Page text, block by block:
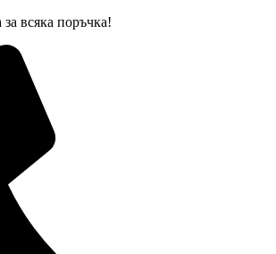
за всяка поръчка!